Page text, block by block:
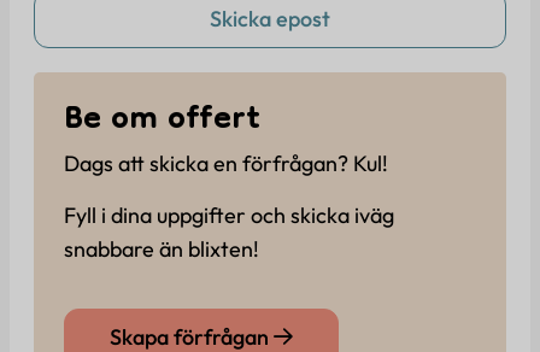
Skicka epost
Be om offert
Dags att skicka en förfrågan? Kul!
Fyll i dina uppgifter och skicka iväg
snabbare än blixten!
Skapa förfrågan